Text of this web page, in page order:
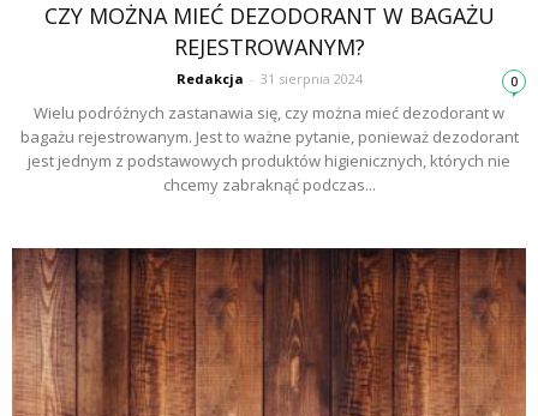
CZY MOŻNA MIEĆ DEZODORANT W BAGAŻU
REJESTROWANYM?
Redakcja - 31 sierpnia 2024 0
Wielu podróżnych zastanawia się, czy można mieć dezodorant w
bagażu rejestrowanym. Jest to ważne pytanie, ponieważ dezodorant
jest jednym z podstawowych produktów higienicznych, których nie
chcemy zabraknąć podczas...